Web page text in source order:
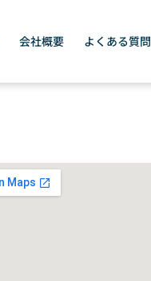
会社概要 よくある質問